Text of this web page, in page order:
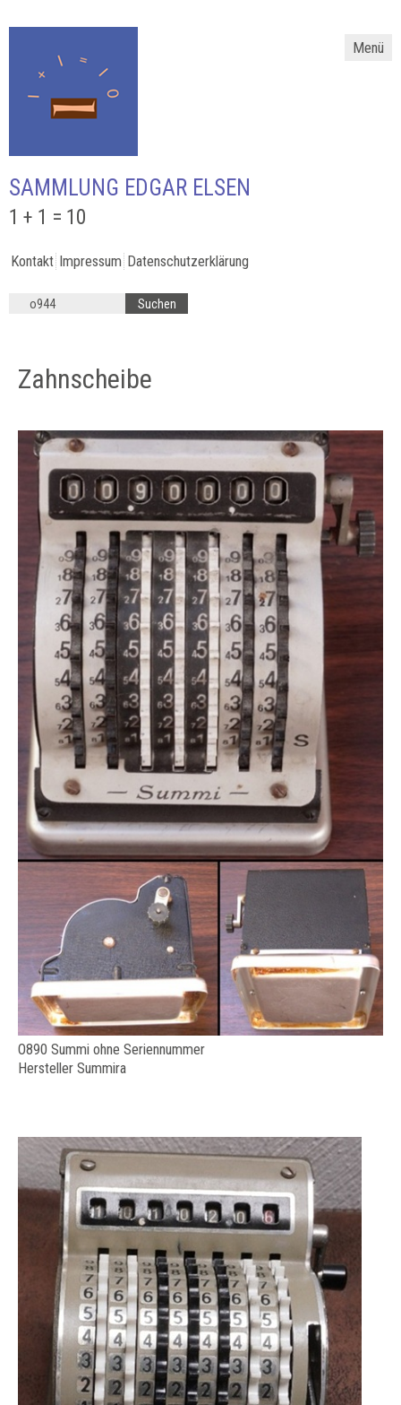
Menü
SAMMLUNG EDGAR ELSEN
1 + 1 = 10
Kontakt Impressum Datenschutzerklärung
Zahnscheibe
O890 Summi ohne Seriennummer
Hersteller Summira